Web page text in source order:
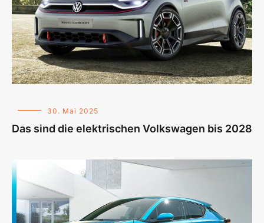
30. Mai 2025
Das sind die elektrischen Volkswagen bis 2028